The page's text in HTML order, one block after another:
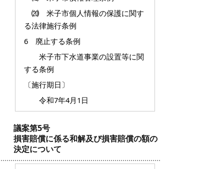
⒇ 米子市個人情報の保護に関す
る法律施行条例
6 廃止する条例
米子市下水道事業の設置等に関
する条例
〔施行期日〕
令和7年4月1日
議案第5号
損害賠償に係る和解及び損害賠償の額の
決定について